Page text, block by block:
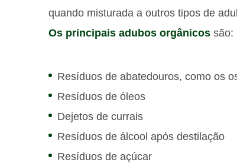
quando misturada a outros tipos de
Os principais adubos orgânicos são:
Resíduos de abatedouros, como os
Resíduos de óleos
Dejetos de currais
Resíduos de álcool após destilação
Resíduos de açúcar